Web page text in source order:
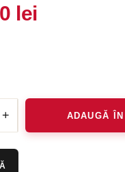
lei
Consultație online cu Dr.
ADAUGĂ ÎN